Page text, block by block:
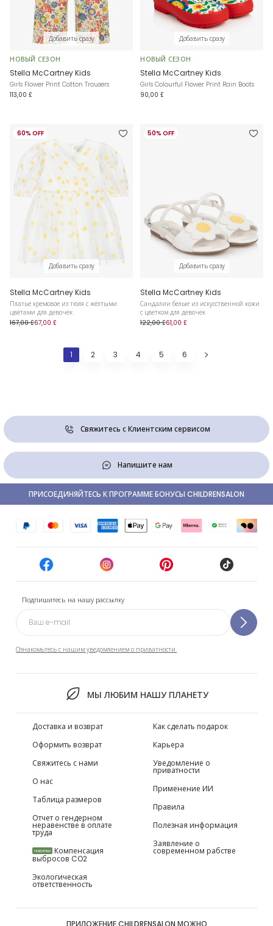
Добавить сразу
НОВЫЙ СЕЗОН
Stella McCartney Kids
Girls Flower Print Cotton Trousers
113,00 £
Добавить сразу
НОВЫЙ СЕЗОН
Stella McCartney Kids
Girls Colourful Flower Print Rain Boots
90,00 £
60% OFF
Добавить сразу
Stella McCartney Kids
Платье кремовое из тюля с жёлтыми
цветами для девочек
167,00 £67,00 £
50% OFF
Добавить сразу
Stella McCartney Kids
Сандалии белые из искусственной кожи
с цветком для девочек
122,00 £61,00 £
1 2 3 4 5 6
Свяжитесь с Клиентским сервисом
Напишите нам
Подпишитесь на нашу рассылку
Ознакомьтесь с нашим уведомлением о приватности.
МЫ ЛЮБИМ НАШУ ПЛАНЕТУ
ПРИСОЕДИНЯЙТЕСЬ К ПРОГРАММЕ БОНУСЫ CHILDRENSALON
Доставка и возврат
Оформить возврат
Свяжитесь с нами
О нас
Таблица размеров
Отчет о гендерном
неравенстве в оплате
труда
НОВИНКИ Компенсация
выбросов CO2
Экологическая
ответственность
Как сделать подарок
Карьера
Уведомление о
приватности
Применение ИИ
Правила
Полезная информация
Заявление о
современном рабстве